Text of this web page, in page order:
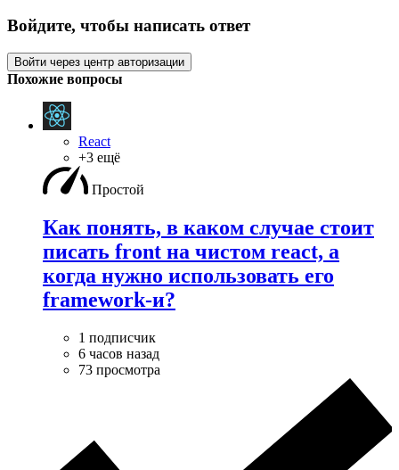
Войдите, чтобы написать ответ
Войти через центр авторизации
Похожие вопросы
React
+3 ещё
Простой
Как понять, в каком случае стоит
писать front на чистом react, а
когда нужно использовать его
framework-и?
1 подписчик
6 часов назад
73 просмотра